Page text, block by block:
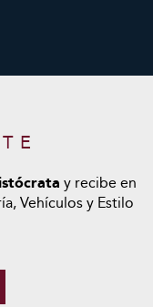
y recibe en
Vehículos y Estilo